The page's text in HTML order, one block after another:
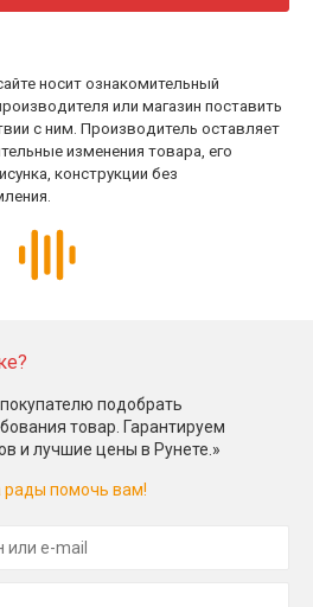
носит ознакомительный
или магазин поставить
с ним. Производитель оставляет
изменения товара, его
конструкции без
подобрать
товар. Гарантируем
и лучшие цены в Рунете.»
рады помочь вам!